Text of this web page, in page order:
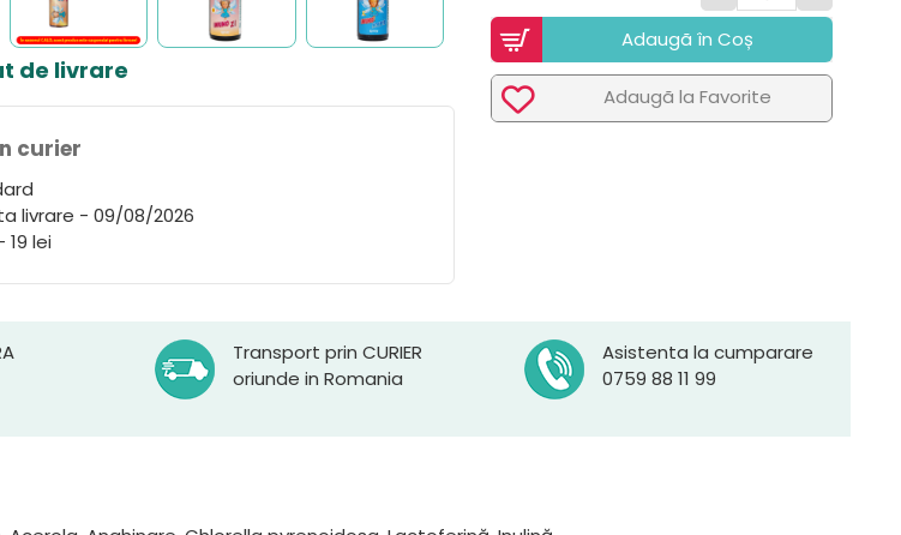
de livrare
curier
livrare - 09/08/2026
lei
Adaugã în Coș
Adaugã la Favorite
Transport prin CURIER
oriunde in Romania
Asistenta la cumparare
0759 88 11 99